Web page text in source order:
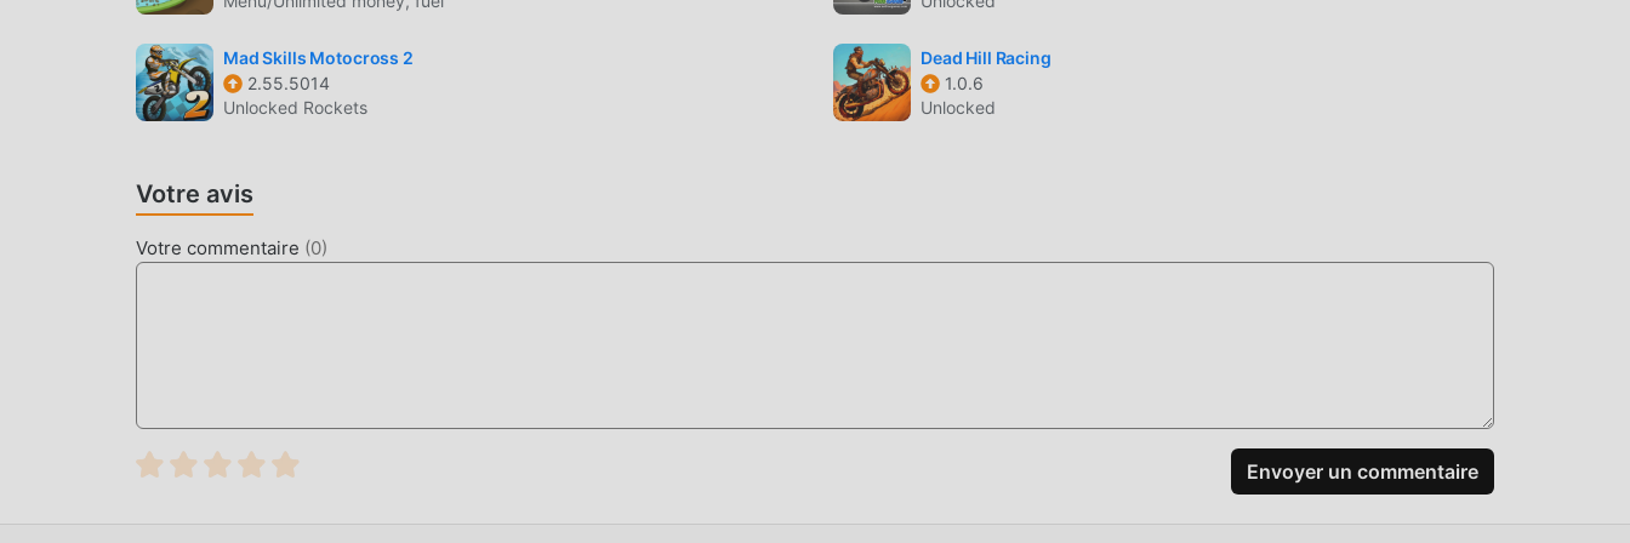
personnages de haute qualité font de Epic Race 3D attiré de nombreux fans de racing, et comparé aux jeux racing
traditionnels, Epic Race 3D 2.57.05 a adopté un moteur virtuel mis à jour et effectué des améliorations
audacieuses. Avec une technologie plus avancée, l'expérience d'écran du jeu a été grandement améliorée. Tout en
conservant le style original de racing, le maximum Il améliore l'expérience sensorielle de l'utilisateur, et il existe de
nombreux types de téléphones mobiles apk avec une excellente adaptabilité, garantissant que tous les amateurs
MOD UNIQUE
Le jeu traditionnel racing nécessite que les utilisateurs passent beaucoup de temps à accumuler leur
TÉLÉCHARGER MAINTENANT
Mad Skills Motocross 2
2.55.5014
Unlocked Rockets
Dead Hill Racing
1.0.6
Unlocked
Votre avis
Votre commentaire (0)
Envoyer un commentaire